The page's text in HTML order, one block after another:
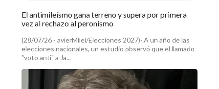
El antimileísmo gana terreno y supera por primera
vez al rechazo al peronismo
(28/07/26 - avierMilei/Elecciones 2027)-.A un año de las
elecciones nacionales, un estudio observó que el llamado
"voto anti" a Ja...